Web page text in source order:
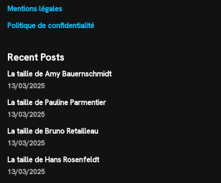
Mentions légales
Politique de confidentialité
Recent Posts
La taille de Amy Bauernschmidt
13/03/2025
La taille de Pauline Parmentier
13/03/2025
La taille de Bruno Retailleau
13/03/2025
La taille de Hans Rosenfeldt
13/03/2025